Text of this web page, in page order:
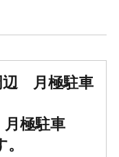
辺 月極駐車
極駐車